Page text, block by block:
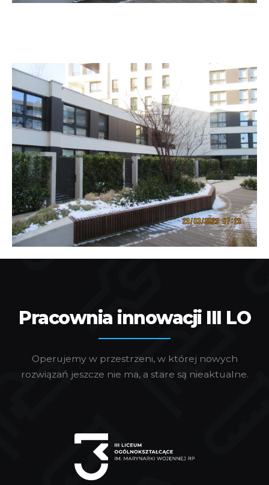
Pracownia innowacji III LO
Operujemy w przestrzeni, w której nowych
rozwiązań jeszcze nie ma, a stare są nieaktualne.